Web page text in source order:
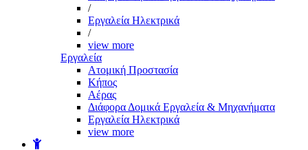
/
Εργαλεία Ηλεκτρικά
/
view more
Εργαλεία
Aτομική Προστασία
Kήπος
Αέρας
Διάφορα Δομικά Εργαλεία & Μηχανήματα
Εργαλεία Ηλεκτρικά
view more